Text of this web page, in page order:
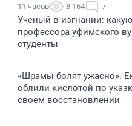
11 часов 8 164 7
Ученый в изгнании:
профессора уфимского
студенты
«Шрамы болят ужасно».
облили кислотой по
своем восстановлении